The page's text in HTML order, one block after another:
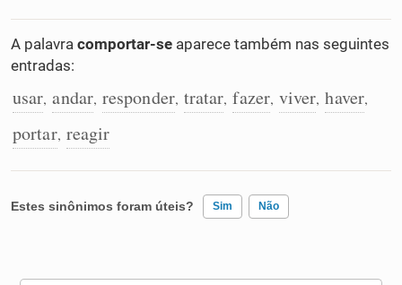
Conexões
Caça-palavras
A palavra comportar-se aparece também nas seguintes
entradas:
usar, andar, responder, tratar, fazer, viver, haver,
portar, reagir
Estes sinônimos foram úteis? Sim Não